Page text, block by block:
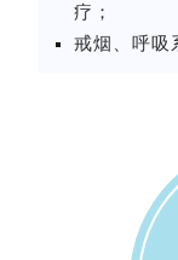
疗；
戒烟、呼吸